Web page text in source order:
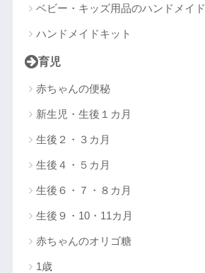
ベビー・キッズ用品のハンドメイド
ハンドメイドキット
育児
赤ちゃんの便秘
新生児・生後１カ月
生後２・３カ月
生後４・５カ月
生後６・７・８カ月
生後９・10・11カ月
赤ちゃんのオリゴ糖
1歳